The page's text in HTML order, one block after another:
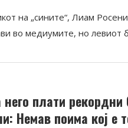
на „сините“, Лиам
во медиумите, но левиот
него плати
Немав поима кој е